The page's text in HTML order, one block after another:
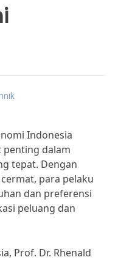
Indonesia
penting dalam
tepat. Dengan
para pelaku
dan preferensi
peluang dan
Prof. Dr. Rhenald